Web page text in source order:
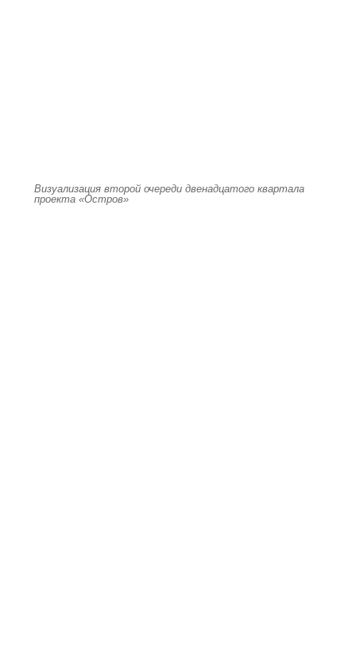
Визуализация второй очереди двенадцатого квартала
проекта «Остров»